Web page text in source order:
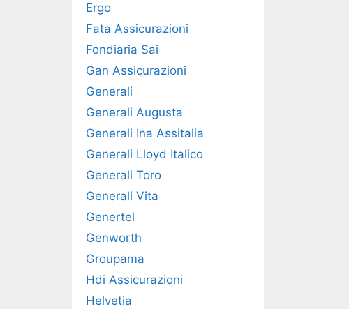
Ergo
Fata Assicurazioni
Fondiaria Sai
Gan Assicurazioni
Generali
Generali Augusta
Generali Ina Assitalia
Generali Lloyd Italico
Generali Toro
Generali Vita
Genertel
Genworth
Groupama
Hdi Assicurazioni
Helvetia